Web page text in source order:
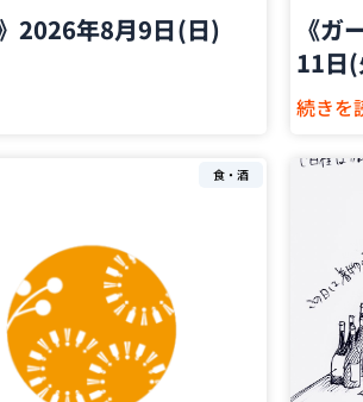
2026年8月9日(日)
《ガ
11日
続きを
食・酒